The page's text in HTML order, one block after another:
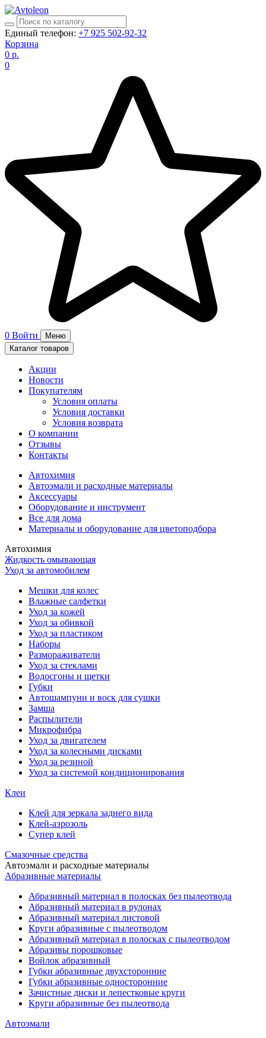
Единый телефон: +7 925 502-92-32
Корзина
0 р.
0
0 Войти
Меню
Каталог товаров
Акции
Новости
Покупателям
Условия оплаты
Условия доставки
Условия возврата
О компании
Отзывы
Контакты
Автохимия
Автоэмали и расходные материалы
Аксессуары
Оборудование и инструмент
Все для дома
Материалы и оборудование для цветоподбора
Автохимия
Жидкость омывающая
Уход за автомобилем
Мешки для колес
Влажные салфетки
Уход за кожей
Уход за обивкой
Уход за пластиком
Наборы
Размораживатели
Уход за стеклами
Водосгоны и щетки
Губки
Автошампуни и воск для сушки
Замша
Распылители
Микрофибра
Уход за двигателем
Уход за колесными дисками
Уход за резиной
Уход за системой кондиционирования
Клеи
Клей для зеркала заднего вида
Клей-аэрозоль
Супер клей
Смазочные средства
Автоэмали и расходные материалы
Абразивные материалы
Абразивный материал в полосках без пылеотвода
Абразивный материал в рулонах
Абразивный материал листовой
Круги абразивные с пылеотводом
Абразивный материал в полосках с пылеотводом
Абразивы порошковые
Войлок абразивный
Губки абразивные двухсторонние
Губки абразивные односторонние
Зачистные диски и лепестковые круги
Круги абразивные без пылеотвода
Автоэмали